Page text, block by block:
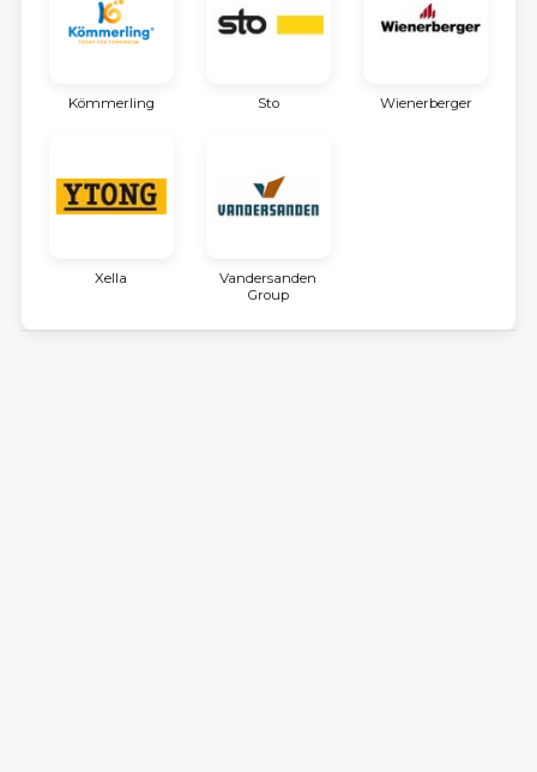
Kömmerling Sto Wienerberger
Xella
Vandersanden
Group